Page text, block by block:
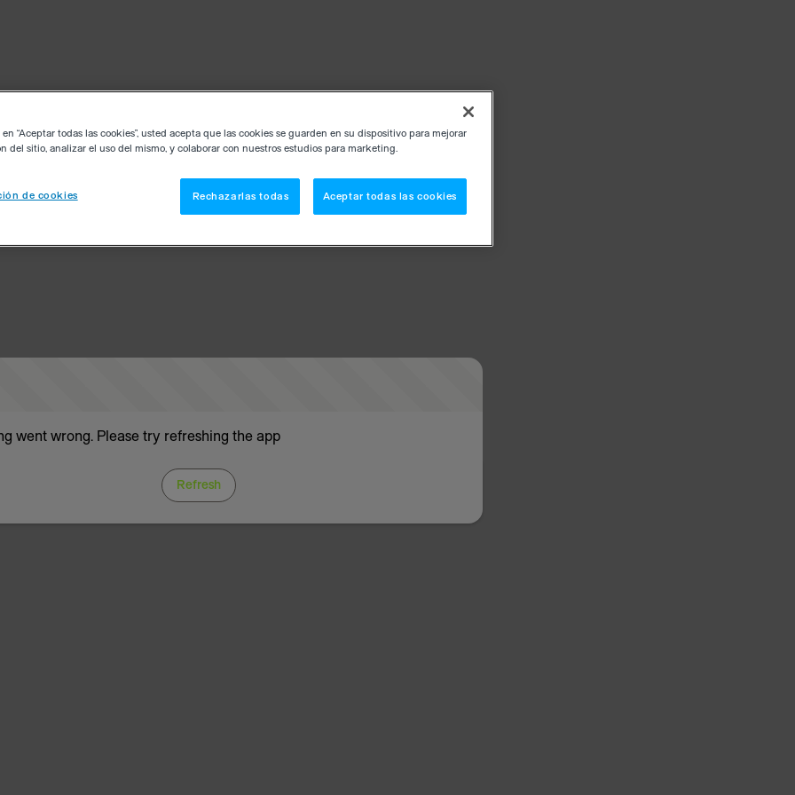
went wrong. Please try refreshing the app
Refresh
“Aceptar todas las cookies”, usted acepta que las cookies se guarden en su dispositivo para mejorar
del sitio, analizar el uso del mismo, y colaborar con nuestros estudios para marketing.
de cookies Rechazarlas todas Aceptar todas las cookies